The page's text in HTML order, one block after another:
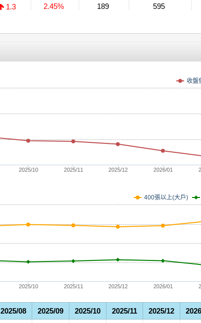
1.3
2.45%
189
595
收盤
2025/10 2025/11 2025/12 2026/01
400張以上(大戶)
2025/10 2025/11 2025/12 2026/01
2025/08 2025/09 2025/10 2025/11 2025/12